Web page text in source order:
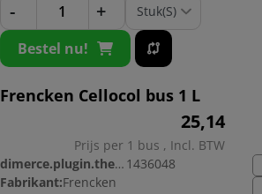
- +
Bestel nu!
Frencken Cellocol bus 1 L
25,14
Prijs per 1 bus , Incl. BTW
dimerce.plugin.theme.productnr: 1436048
Fabrikant:Frencken